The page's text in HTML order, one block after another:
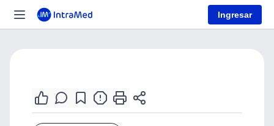
Ingresar